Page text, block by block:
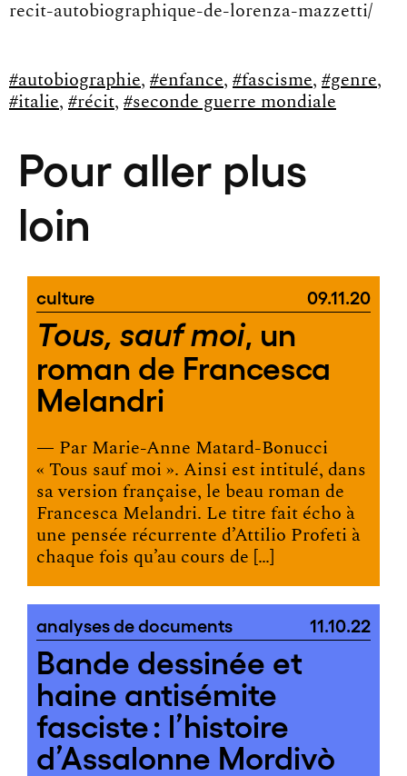
recit-autobiographique-de-lorenza-mazzetti/
#autobiographie, #enfance, #fascisme, #genre,
#italie, #récit, #seconde guerre mondiale
Pour aller plus
loin
culture 09.11.20
Tous, sauf moi, un
roman de Francesca
Melandri
— Par Marie-Anne Matard-Bonucci
« Tous sauf moi ». Ainsi est intitulé, dans
sa version française, le beau roman de
Francesca Melandri. Le titre fait écho à
une pensée récurrente d’Attilio Profeti à
chaque fois qu’au cours de […]
analyses de documents 11.10.22
Bande dessinée et
haine antisémite
fasciste : l’histoire
d’Assalonne Mordivò